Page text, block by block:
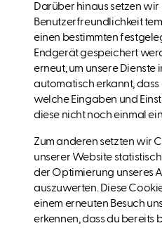
Darüber hinaus setzen
Benutzerfreundlichkeit
einen bestimmten
Endgerät gespeichert
erneut, um unsere Dienste
automatisch erkannt,
welche Eingaben und
diese nicht noch einmal
Zum anderen setzten wir
unserer Website
der Optimierung unseres
auszuwerten. Diese
einem erneuten Besuch
erkennen, dass du bereits